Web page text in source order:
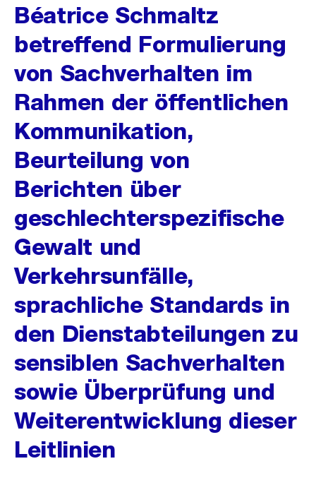
Béatrice Schmaltz
betreffend Formulierung
von Sachverhalten im
Rahmen der öffentlichen
Kommunikation,
Beurteilung von
Berichten über
geschlechterspezifische
Gewalt und
Verkehrsunfälle,
sprachliche Standards in
den Dienstabteilungen zu
sensiblen Sachverhalten
sowie Überprüfung und
Weiterentwicklung dieser
Leitlinien